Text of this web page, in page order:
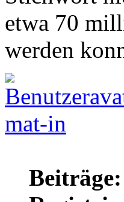
etwa 70
werden
mat-in
Beiträge: